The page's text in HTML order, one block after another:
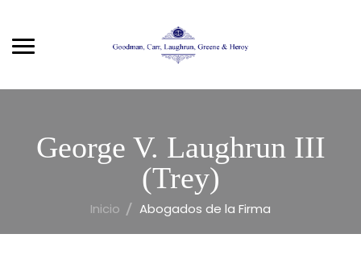
George V. Laughrun III
(Trey)
Inicio Abogados de la Firma